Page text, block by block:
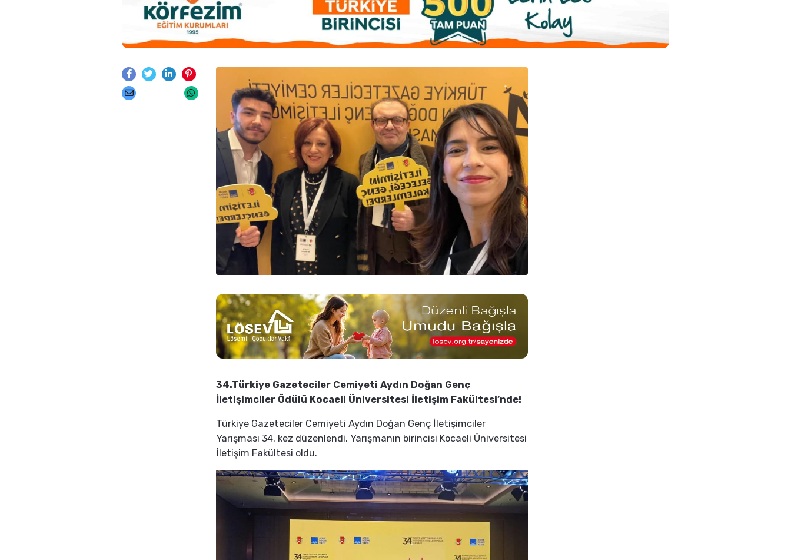
34.Türkiye Gazeteciler Cemiyeti Aydın Doğan Genç
İletişimciler Ödülü Kocaeli Üniversitesi İletişim Fakültesi’nde!
Türkiye Gazeteciler Cemiyeti Aydın Doğan Genç İletişimciler
Yarışması 34. kez düzenlendi. Yarışmanın birincisi Kocaeli Üniversitesi
İletişim Fakültesi oldu.